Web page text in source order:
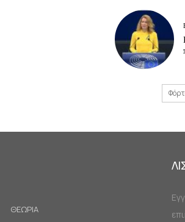
ΘΕΩΡΙΑ